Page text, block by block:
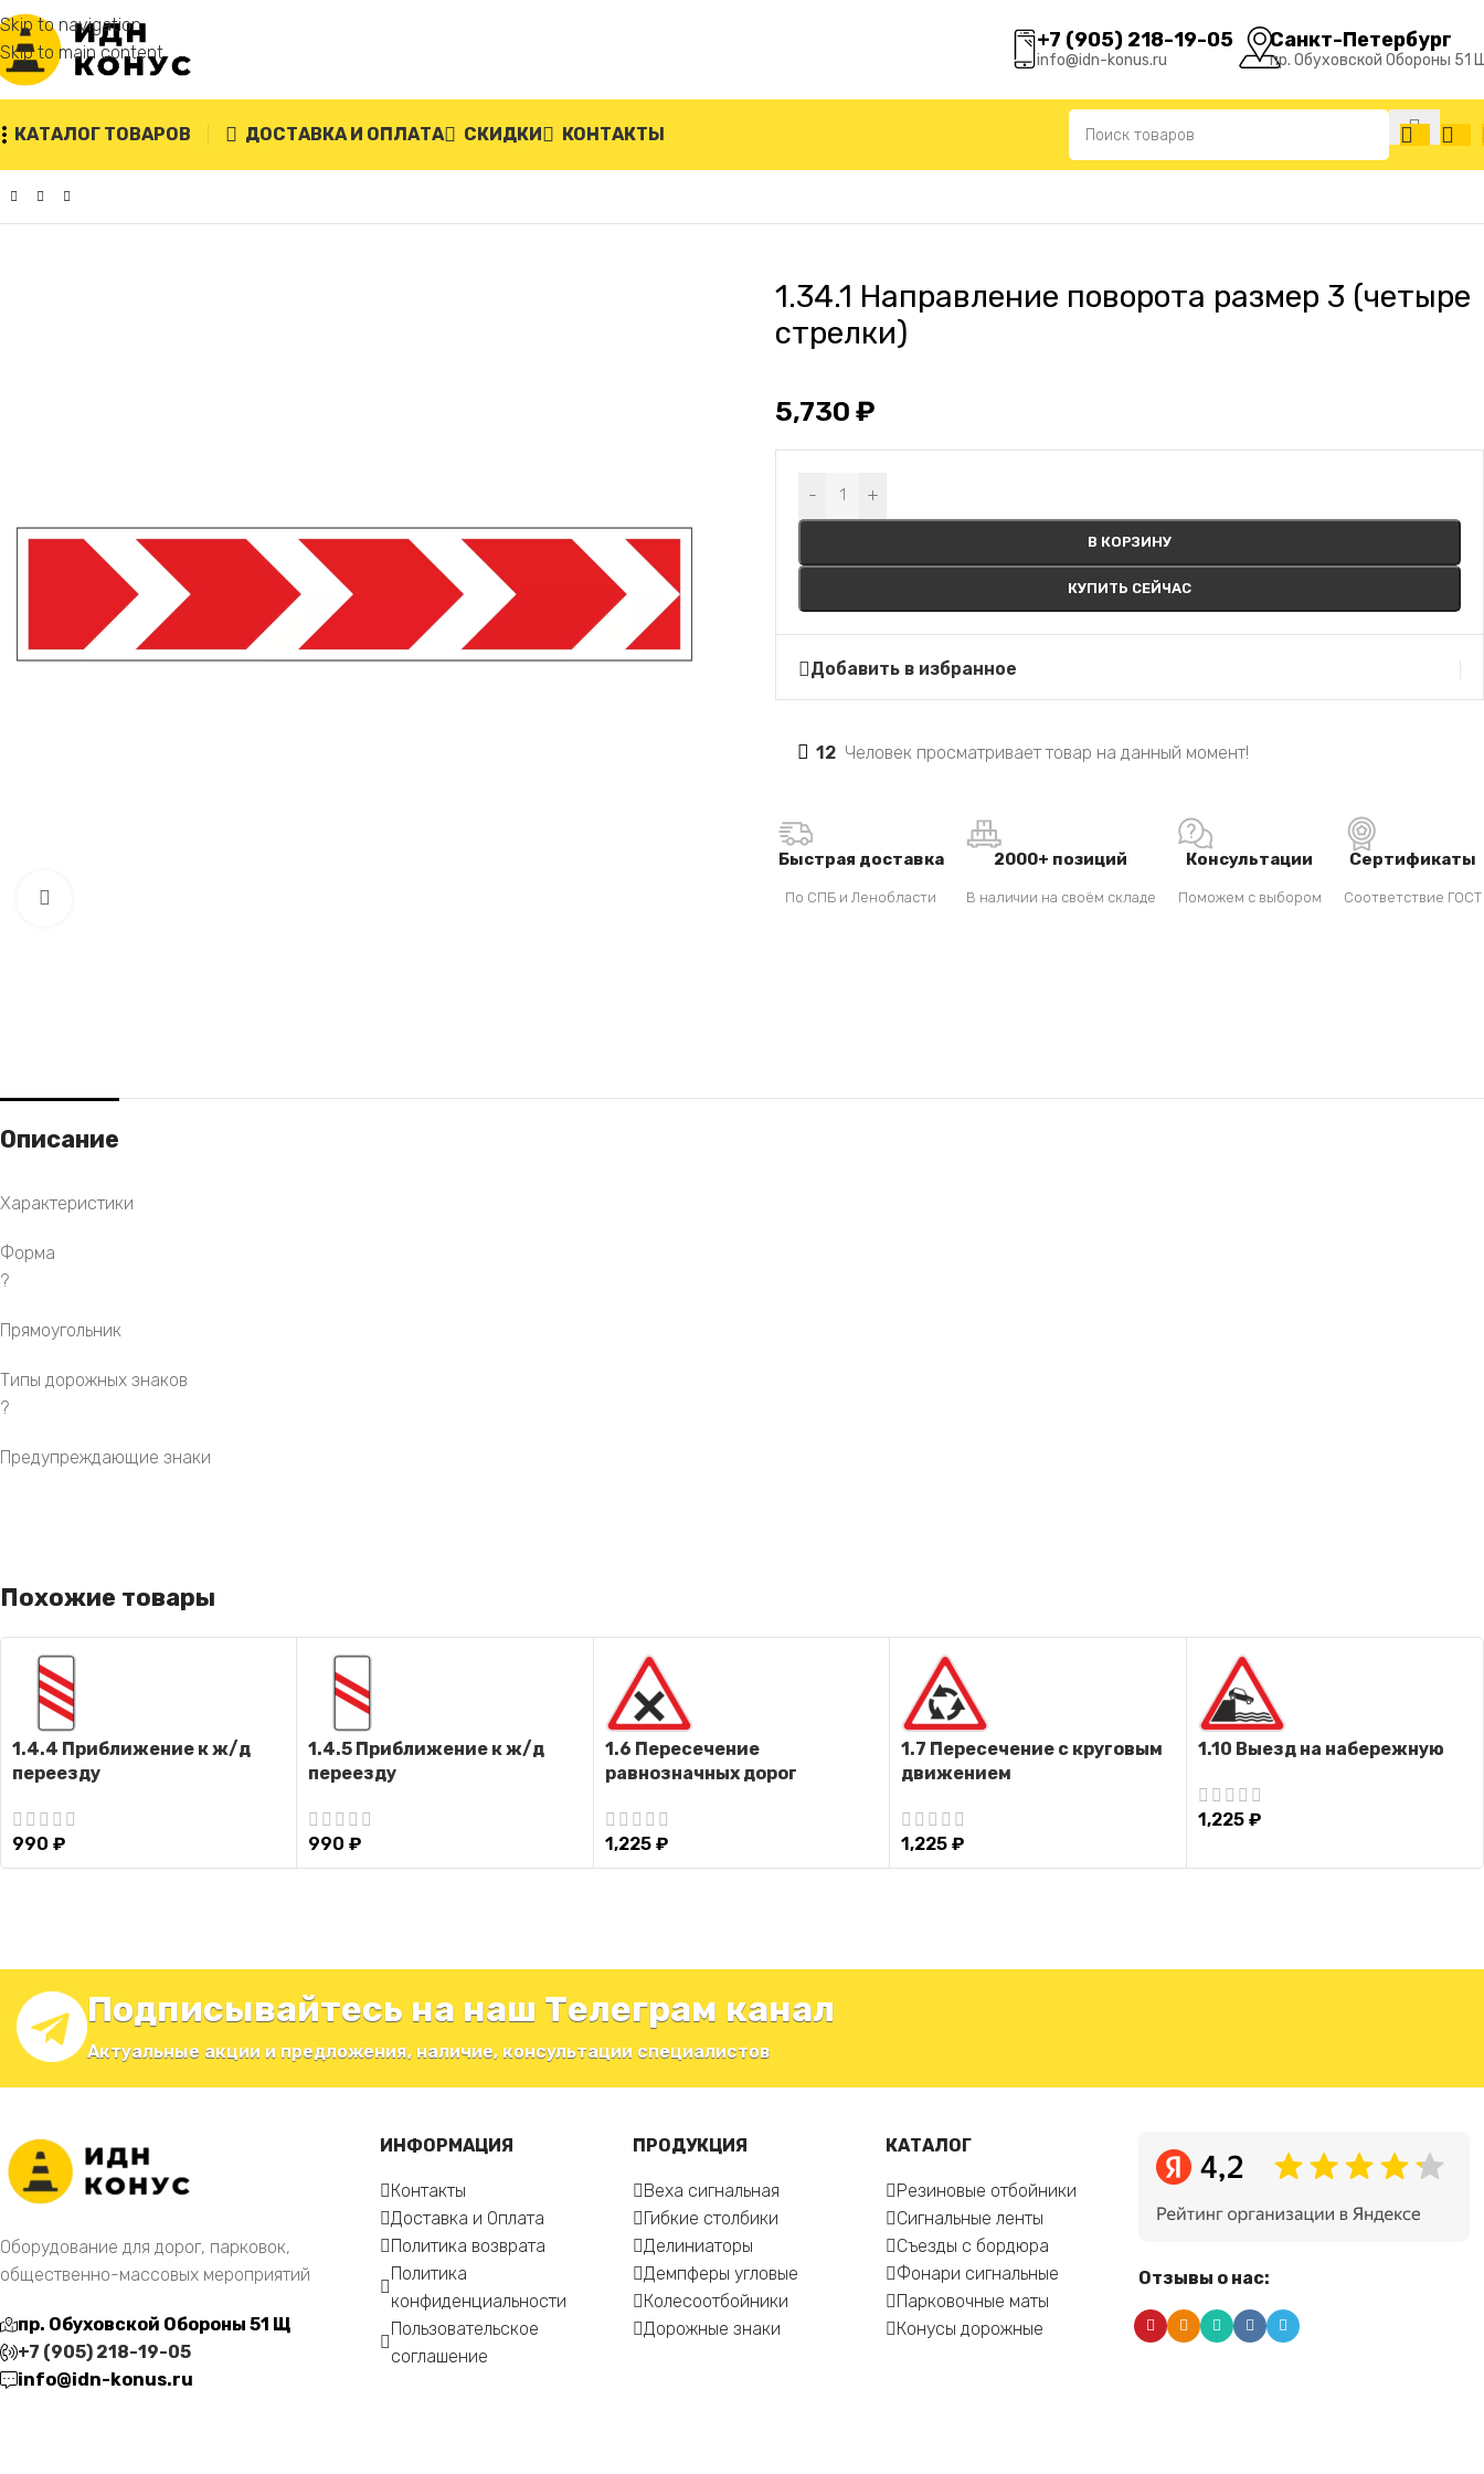
Skip to navigation
Skip to main content
+7 (905) 218-19-05
info@idn-konus.ru
Санкт-Петербург
пр. Обуховской Обороны 51
КАТАЛОГ ТОВАРОВ ДОСТАВКА И ОПЛАТА СКИДКИ
КОНТАКТЫ
1.34.1 Направление поворота размер 3 (четыре
стрелки)
5,730 ₽
- +
В КОРЗИНУ
КУПИТЬ СЕЙЧАС
Alternative:
Добавить в избранное
12 Человек просматривает товар на данный момент!
Быстрая доставка
По СПБ и Ленобласти
2000+ позиций
В наличии на своём складе
Консультации
Поможем с выбором
Сертификаты
Соответствие ГОСТ
Описание
Характеристики
Форма
?
Прямоугольник
Типы дорожных знаков
?
Предупреждающие знаки
Похожие товары
1.4.4 Приближение к ж/д
переезду
990 ₽
1.4.5 Приближение к ж/д
переезду
990₽
1.6 Пересечение
равнозначных дорог
1,225 ₽
1.7 Пересечение с круговым
движением
1,225₽
1.10 Выезд на набережную
1,225 ₽
Подписывайтесь на наш Телеграм канал
Актуальные акции и предложения, наличие, консультации специалистов
Оборудование для дорог, парковок,
общественно-массовых мероприятий
пр. Обуховской Обороны 51 Щ
+7 (905) 218-19-05
info@idn-konus.ru
ИНФОРМАЦИЯ
Контакты
Доставка и Оплата
Политика возврата
Политика
конфиденциальности
Пользовательское
соглашение
ПРОДУКЦИЯ
Веха сигнальная
Гибкие столбики
Делиниаторы
Демпферы угловые
Колесоотбойники
Дорожные знаки
КАТАЛОГ
Резиновые отбойники
Сигнальные ленты
Съезды с бордюра
Фонари сигнальные
Парковочные маты
Конусы дорожные
Отзывы о нас: